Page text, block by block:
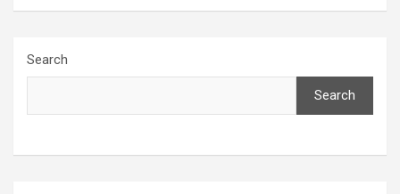
Search
Search